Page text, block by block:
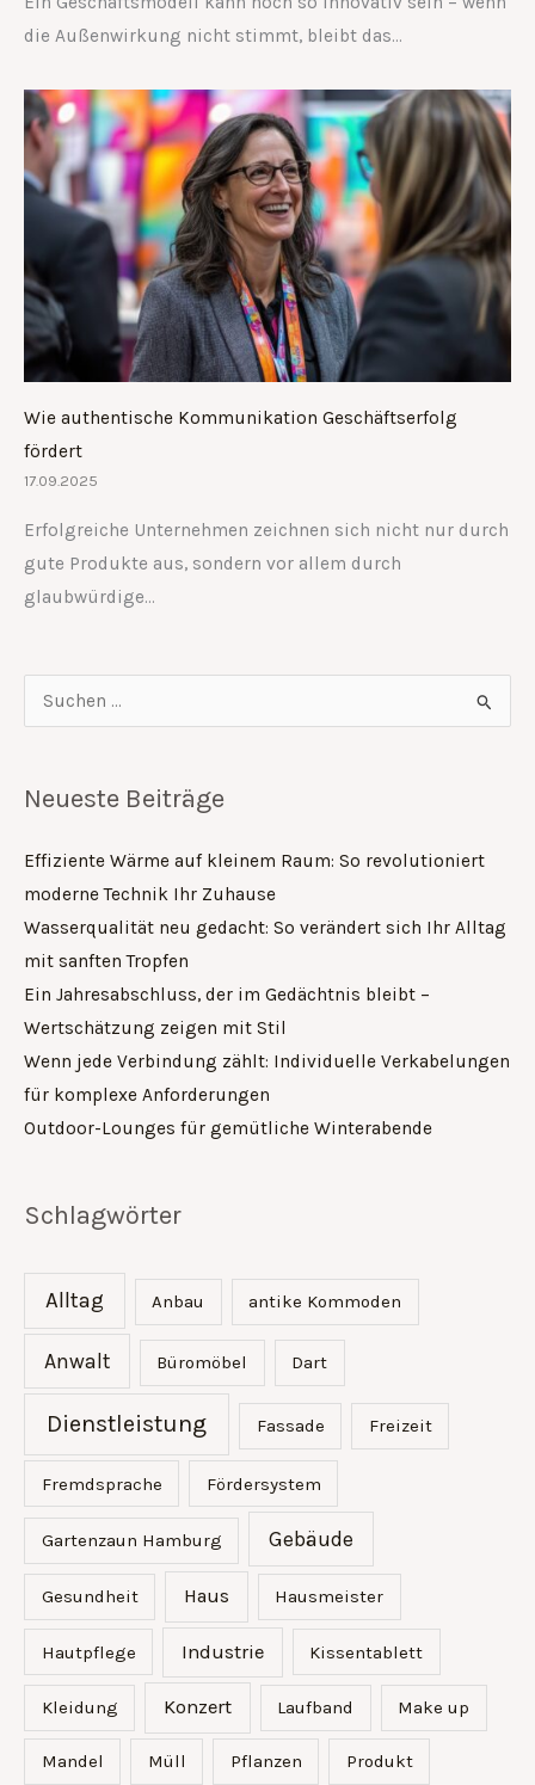
die Außenwirkung nicht stimmt, bleibt das…
Wie authentische Kommunikation Geschäftserfolg
fördert
17.09.2025
Erfolgreiche Unternehmen zeichnen sich nicht nur durch
gute Produkte aus, sondern vor allem durch
glaubwürdige…
Suchen
Neueste Beiträge
Effiziente Wärme auf kleinem Raum: So revolutioniert
moderne Technik Ihr Zuhause
Wasserqualität neu gedacht: So verändert sich Ihr Alltag
mit sanften Tropfen
Ein Jahresabschluss, der im Gedächtnis bleibt –
Wertschätzung zeigen mit Stil
Wenn jede Verbindung zählt: Individuelle Verkabelungen
für komplexe Anforderungen
Outdoor-Lounges für gemütliche Winterabende
Schlagwörter
Alltag Anbau antike Kommoden
Anwalt Büromöbel Dart
Dienstleistung Fassade Freizeit
Fremdsprache Fördersystem
Gartenzaun Hamburg Gebäude
Gesundheit Haus Hausmeister
Hautpflege Industrie Kissentablett
Kleidung Konzert Laufband Make up
Mandel Müll Pflanzen Produkt